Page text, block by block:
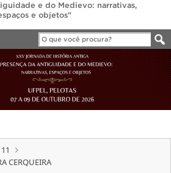
e do Medievo: narrativas,
e objetos"
11
CERQUEIRA